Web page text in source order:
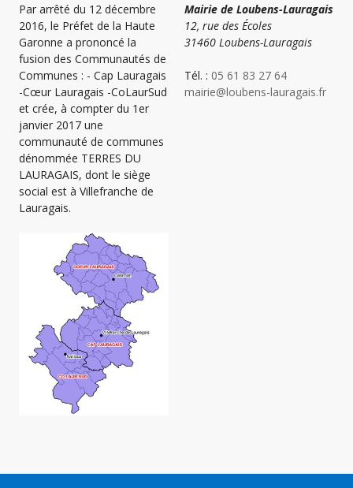
Par arrêté du 12 décembre
2016, le Préfet de la Haute
Garonne a prononcé la
fusion des Communautés de
Communes : - Cap Lauragais
-Cœur Lauragais -CoLaurSud
et crée, à compter du 1er
janvier 2017 une
communauté de communes
dénommée TERRES DU
LAURAGAIS, dont le siège
social est à Villefranche de
Lauragais.
Mairie de Loubens-Lauragais
12, rue des Écoles
31460 Loubens-Lauragais
Tél. : 05 61 83 27 64
mairie@loubens-lauragais.fr